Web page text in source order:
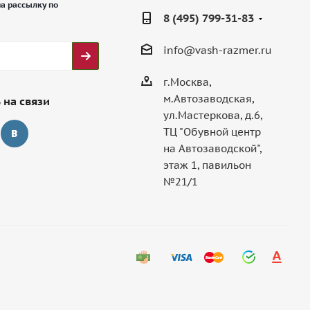
рассылку по
связи
8 (495) 799-31-83
info@vash-razmer.ru
г.Москва,
м.Автозаводская,
ул.Мастеркова, д.6,
ТЦ "Обувной центр
на Автозаводской",
этаж 1, павильон
№21/1